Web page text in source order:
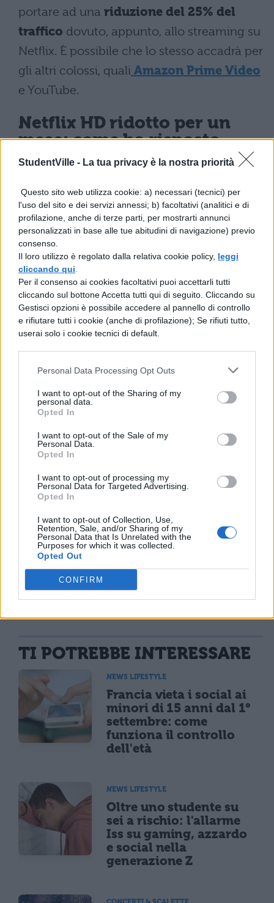
StudentVille - La tua privacy è la nostra priorità
Questo sito web utilizza cookie: a) necessari (tecnici) per
l'uso del sito e dei servizi annessi; b) facoltativi (analitici e di
profilazione, anche di terze parti, per mostrarti annunci
personalizzati in base alle tue abitudini di navigazione) previo
consenso.
Il loro utilizzo è regolato dalla relativa cookie policy, leggi
cliccando qui
Per il consenso ai cookies facoltativi puoi accettarli tutti
cliccando sul bottone Accetta tutti qui di seguito. Cliccando su
Gestisci opzioni è possibile accedere al pannello di controllo
e rifiutare tutti i cookie (anche di profilazione); Se rifiuti tutto,
userai solo i cookie tecnici di default.
Personal Data Processing Opt Outs
I want to opt-out of the Sharing of my
personal data.
Opted In
I want to opt-out of the Sale of my
Personal Data.
Opted In
I want to opt-out of processing my
Personal Data for Targeted Advertising.
Opted In
I want to opt-out of Collection, Use,
Retention, Sale, and/or Sharing of my
Personal Data that Is Unrelated with the
Purposes for which it was collected.
Opted Out
CONFIRM
portare ad una riduzione del 25% del
traffico dovuto, appunto, allo streaming su
Netflix. È possibile che lo stesso accadrà per
gli altri colossi, quali Amazon Prime Video
e YouTube.
Netflix HD ridotto per un
mese: come ha risposto
Netflix
Di fronte ad una situazione di crisi ed
emergenza come quella che stiamo
vivendo a causa del coronavirus, l’Europa
ha fatto un richiesta chiara ed esplicita a
Netflix, chiedendo appunto di ridurre la
qualità della visione dello streaming in
modo da ridurre il 25% del traffico; questa
riduzione avrà la durata di un mese. Come
disposizione della richiesta europea
cambierà; chi ha pagato per avere il 4K
che il bitrate sarà ridotto portando ad un
impoverimento della qualità del video, che
probabilmente sarà più evidente nelle
scene scure.
TI POTREBBE INTERESSARE
NEWS LIFESTYLE
Francia vieta i social ai
minori di 15 anni dal 1°
settembre: come
funziona il controllo
dell'età
NEWS LIFESTYLE
Oltre uno studente su
sei a rischio: l'allarme
Iss su gaming, azzardo
e social nella
generazione Z